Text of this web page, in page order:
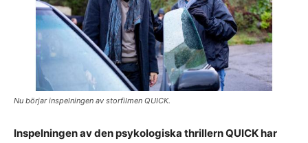
Nu börjar inspelningen av storfilmen QUICK.
Inspelningen av den psykologiska thrillern QUICK har